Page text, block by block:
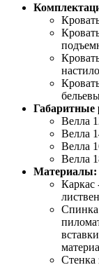
Габаритные
Велла
Велла
Велла
Велла
Материалы:
Спинка
Стенка